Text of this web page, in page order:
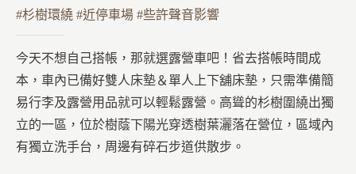
#杉樹環繞 #近停車場 #些許聲音影響
今天不想自己搭帳，那就選露營車吧！省去搭帳時間成
本，車內已備好雙人床墊＆單人上下舖床墊，只需準備簡
易行李及露營用品就可以輕鬆露營。 高聳的杉樹圍繞出獨
立的一區，位於樹蔭下陽光穿透樹葉灑落在營位，區域內
有獨立洗手台，周邊有碎石步道供散步。